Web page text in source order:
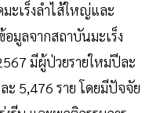
ะเร็งลำไส้ใหญ่และ
มูลจากสถาบันมะเร็ง
มีผู้ป่วยรายใหม่ปีละ
ะ 5,476 ราย โดยมีปัจจัย